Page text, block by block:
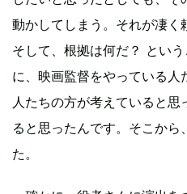
動かしてしまう。それが凄く
そして、根拠は何だ？ とい
に、映画監督をやっている人
人たちの方が考えていると
ると思ったんです。そこから
た。